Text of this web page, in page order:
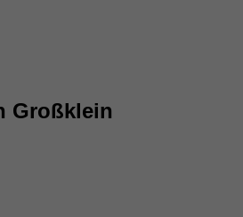
Großklein